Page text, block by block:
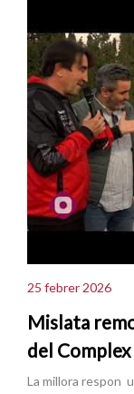
25 febrer 2026
Mislata
del
La millora respon